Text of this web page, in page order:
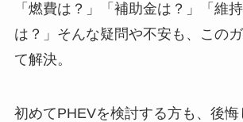
「燃費は？」「補助金は？」「維
は？」そんな疑問や不安も、この
て解決。
初めてPHEVを検討する方も、後